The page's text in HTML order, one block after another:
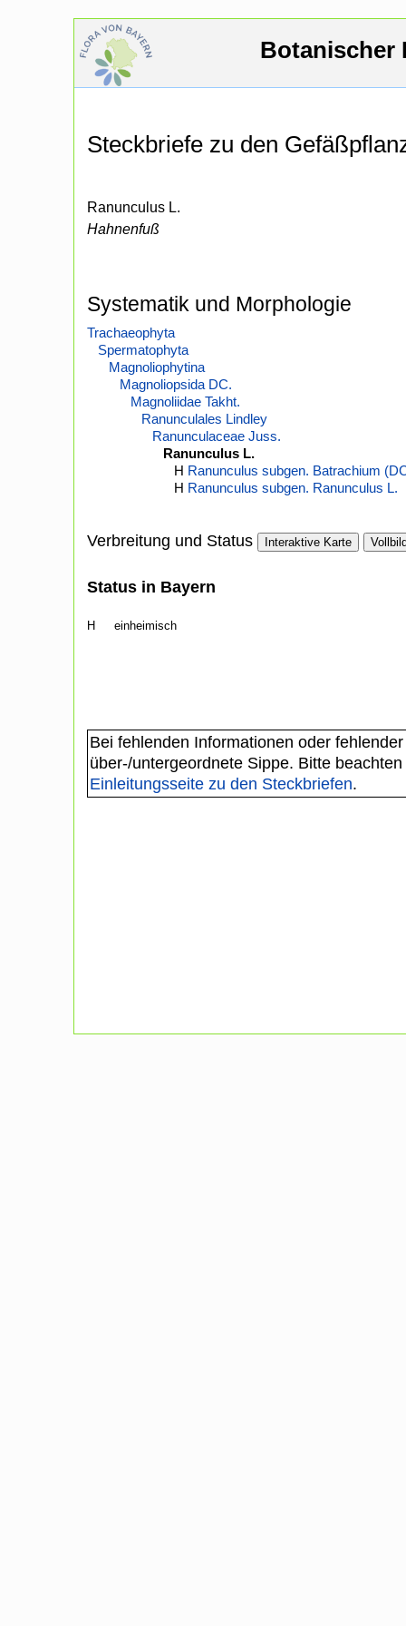
Botanischer
Steckbriefe zu den
Ranunculus L.
Hahnenfuß
Systematik und Morphologie
Trachaeophyta
Spermatophyta
Magnoliophytina
Magnoliopsida DC.
Magnoliidae Takht.
Ranunculales Lindley
Ranunculaceae Juss.
Ranunculus L.
H Ranunculus subgen. Batrachium
H Ranunculus subgen. Ranunculus L.
Verbreitung und Status Interaktive Karte
Status in Bayern
H einheimisch
Bei fehlenden Informationen oder
über-/untergeordnete Sippe. Bitte
Einleitungsseite zu den Steckbriefen.